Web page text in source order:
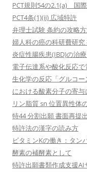
PCT規則54の2.1(a) 国
PCT4条(1)(ii) 広域特許
弁理士試験 条約の攻略
婦人科の癌の科研費研究
炎症性腸疾患(IBD)の治
電子伝達系や酸化反応
生化学の反応「グルコ
における酸素分子の寄与
リン脂質 sn 位置異性体
特44 分割出願 書面再提
特許法の漢字の読み方
ビタミンKの働き：タン
酵素の補酵素として
特許出願書類作成支援AI